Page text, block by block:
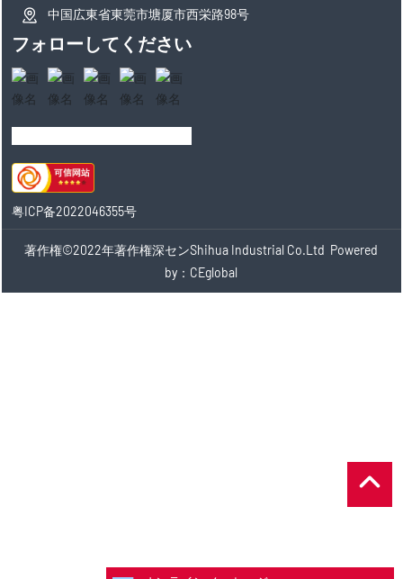
中国広東省東莞市塘厦市西栄路98号
フォローしてください
粤ICP备2022046355号
著作権©2022年著作権深センShihua Industrial Co.Ltd Powered
by：CEglobal